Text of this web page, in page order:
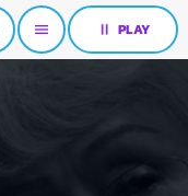
menu pause PLAY